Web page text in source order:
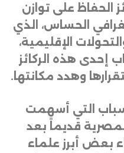
الحفاظ على توازن
الحساس، الذي
الإقليمية،
إحدى هذه الركائز
وهدد مكانتها .
التي أسهمت
قديماً بعد
بعض أبرز علماء